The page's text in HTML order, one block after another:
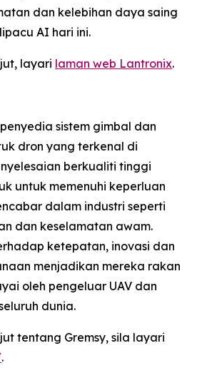
dan kelebihan daya saing
AI hari ini.
layari laman web Lantronix.
sistem gimbal dan
dron yang terkenal di
berkualiti tinggi
untuk memenuhi keperluan
dalam industri seperti
dan keselamatan awam.
ketepatan, inovasi dan
menjadikan mereka rakan
oleh pengeluar UAV dan
dunia.
tentang Gremsy, sila layari
.